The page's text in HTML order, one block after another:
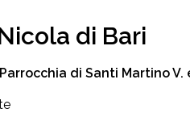
di Bari
Parrocchia di Santi Martino V.